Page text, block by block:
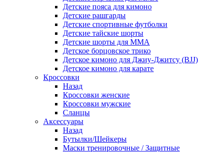
Детские пояса для кимоно
Детские рашгарды
Детские спортивные футболки
Детские тайские шорты
Детские шорты для ММА
Детское борцовское трико
Детское кимоно для Джиу-Джитсу (BJJ)
Детское кимоно для карате
Кроссовки
Назад
Кроссовки женские
Кроссовки мужские
Сланцы
Аксессуары
Назад
Бутылки/Шейкеры
Маски тренировочные / Защитные